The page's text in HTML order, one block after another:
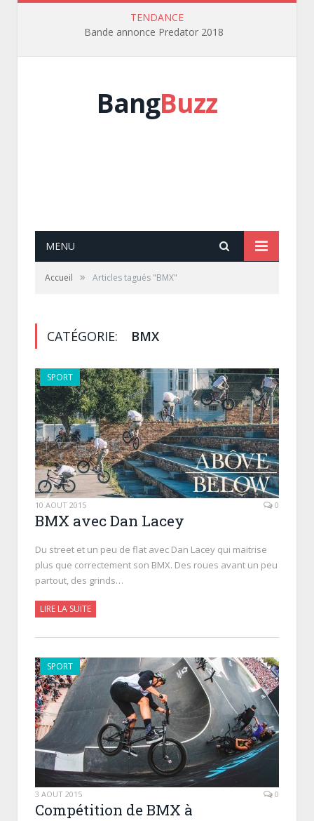
TENDANCE
Bande annonce Predator 2018
BangBuzz
MENU
Accueil » Articles tagués "BMX"
CATÉGORIE: BMX
SPORT
10 AOÛT 2015 0
BMX avec Dan Lacey
Du street et un peu de flat avec Dan Lacey qui maitrise
plus que correctement son BMX. Des roues avant un peu
partout, des grinds…
LIRE LA SUITE
SPORT
3 AOÛT 2015 0
Compétition de BMX à